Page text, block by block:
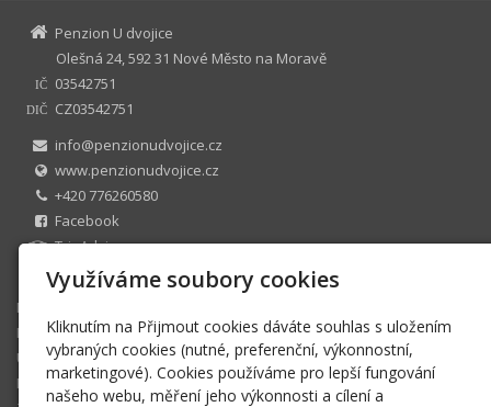
Penzion U dvojice
Olešná 24, 592 31 Nové Město na Moravě
IČ 03542751
DIČ
CZ03542751
info@penzionudvojice.cz
www.penzionudvojice.cz
+420 776260580
Facebook
TripAdvisor
U dvojice s.r.o. zapsaná v OR zastoupená : Josef Uhlíř
Domů
Nabízíme
Ubytování
Restaurace
Využíváme soubory cookies
Kliknutím na Přijmout cookies dáváte souhlas s uložením
vybraných cookies (nutné, preferenční, výkonnostní,
marketingové). Cookies používáme pro lepší fungování
našeho webu, měření jeho výkonnosti a cílení a